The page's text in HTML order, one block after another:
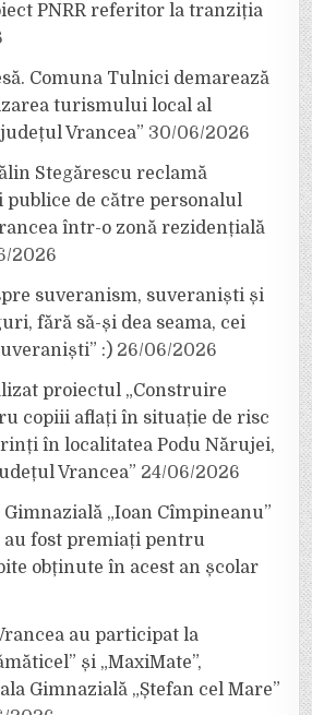
PNRR referitor la tranziția
Comuna Tulnici demarează
turismului local al
Vrancea” 30/06/2026
Stegărescu reclamă
de către personalul
într-o zonă rezidențială
2026
suveranism, suveraniști și
fără să-și dea seama, cei
:) 26/06/2026
proiectul „Construire
copiii aflați în situație de risc
în localitatea Podu Nărujei,
Vrancea” 24/06/2026
Gimnazială „Ioan Cîmpineanu”
au fost premiați pentru
obținute în acest an școlar
au participat la
și „MaxiMate”,
Gimnazială „Ștefan cel Mare”